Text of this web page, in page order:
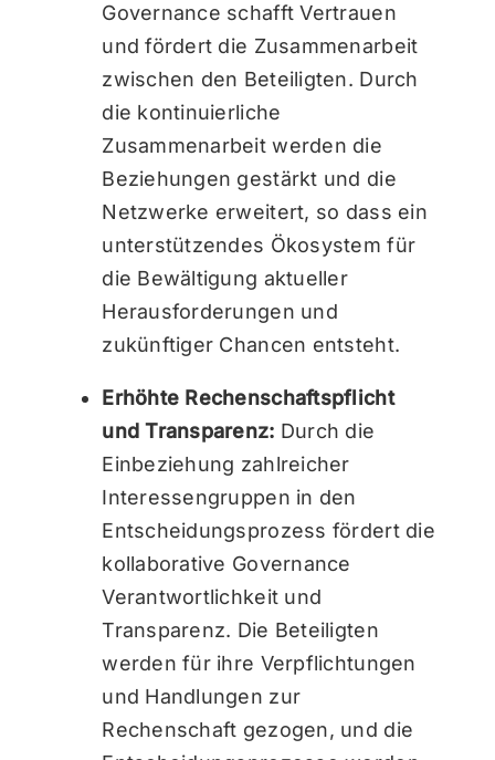
Governance schafft Vertrauen
und fördert die Zusammenarbeit
zwischen den Beteiligten. Durch
die kontinuierliche
Zusammenarbeit werden die
Beziehungen gestärkt und die
Netzwerke erweitert, so dass ein
unterstützendes Ökosystem für
die Bewältigung aktueller
Herausforderungen und
zukünftiger Chancen entsteht.
Erhöhte Rechenschaftspflicht
und Transparenz: Durch die
Einbeziehung zahlreicher
Interessengruppen in den
Entscheidungsprozess fördert die
kollaborative Governance
Verantwortlichkeit und
Transparenz. Die Beteiligten
werden für ihre Verpflichtungen
und Handlungen zur
Rechenschaft gezogen, und die